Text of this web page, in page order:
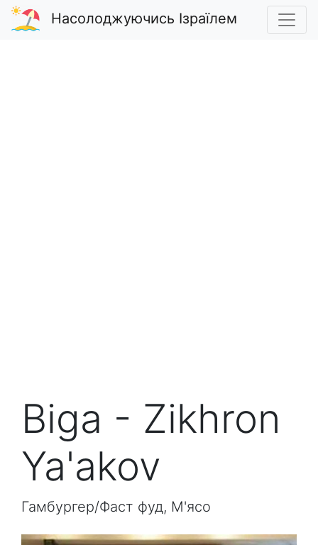
Насолоджуючись Ізраїлем
Biga - Zikhron
Ya'akov
Гамбургер/Фаст фуд, М'ясо